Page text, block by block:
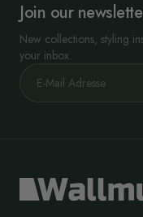
Join our
New collections, styling
your inbox.